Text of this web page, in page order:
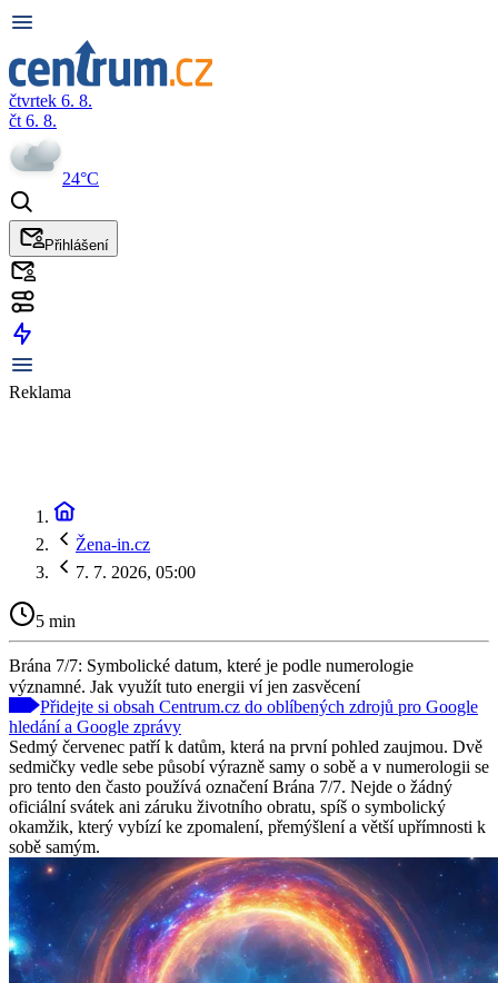
čtvrtek 6. 8.
čt 6. 8.
24°C
Přihlášení
Reklama
Žena-in.cz
7. 7. 2026, 05:00
5 min
Brána 7/7: Symbolické datum, které je podle numerologie
významné. Jak využít tuto energii ví jen zasvěcení
Přidejte si obsah Centrum.cz do oblíbených zdrojů pro Google
hledání a Google zprávy
Sedmý červenec patří k datům, která na první pohled zaujmou. Dvě
sedmičky vedle sebe působí výrazně samy o sobě a v numerologii se
pro tento den často používá označení Brána 7/7. Nejde o žádný
oficiální svátek ani záruku životního obratu, spíš o symbolický
okamžik, který vybízí ke zpomalení, přemýšlení a větší upřímnosti k
sobě samým.